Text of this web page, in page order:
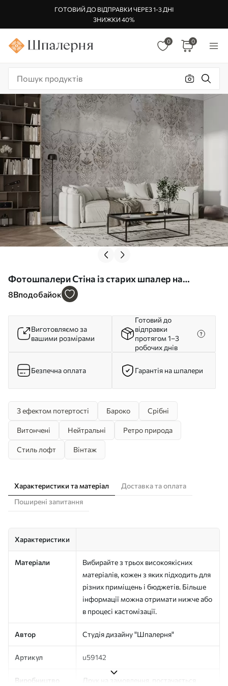
ГОТОВИЙ ДО ВІДПРАВКИ ЧЕРЕЗ 1-3 ДНІ
ЗНИЖКИ 40%
0 0
Фотошпалери Стіна із старих шпалер на
штукатурці u59142
8Вподобайок
Виготовляємо за
вашими розмірами
Готовий до
відправки
протягом 1–3
робочих днів
Безпечна оплата Гарантія на шпалери
З ефектом потертості Бароко Срібні
Витончені Нейтральні Ретро природа
Стиль лофт Вінтаж
Характеристики та матеріал
Доставка та оплата
Поширені запитання
Характеристики
Матеріали
Вибирайте з трьох високоякісних
матеріалів, кожен з яких підходить для
різних приміщень і бюджетів. Більше
інформації можна отримати нижче або
в процесі кастомізації.
Автор Студія дизайну "Шпалерня"
Артикул u59142
Виробництво
Друк на замовлення, постачається